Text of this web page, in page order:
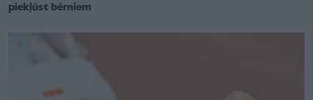
piekļūst bērniem